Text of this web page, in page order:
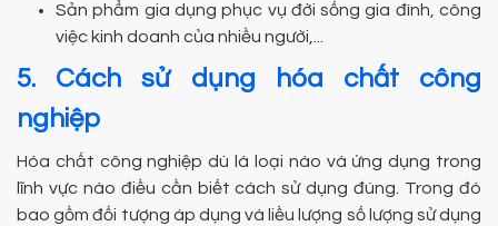
Sản phẩm gia dụng phục vụ đời sống gia đình, công
việc kinh doanh của nhiều người,...
5. Cách sử dụng hóa chất công
nghiệp
Hóa chất công nghiệp dù là loại nào và ứng dụng trong
lĩnh vực nào điều cần biết cách sử dụng đúng. Trong đó
bao gồm đối tượng áp dụng và liều lượng số lượng sử dụng